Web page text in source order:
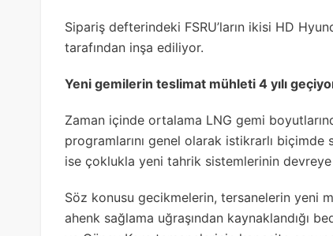
Sipariş defterindeki FSRU’ların ikisi HD
tarafından inşa ediliyor.
Yeni gemilerin teslimat mühleti 4 yılı
Zaman içinde ortalama LNG gemi
programlarını genel olarak istikrarlı
ise çoklukla yeni tahrik sistemlerinin devreye
Söz konusu gecikmelerin, tersanelerin yeni
ahenk sağlama uğraşından kaynaklandığı